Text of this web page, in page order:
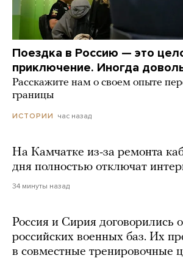
Поездка в Россию — это
приключение. Иногда
Расскажите нам о своем опыте
границы
ИСТОРИИ час назад
На Камчатке из-за ремонта
дня полностью отключат
34 минуты назад
Россия и Сирия договорились
российских военных баз. Их
в совместные тренировочные